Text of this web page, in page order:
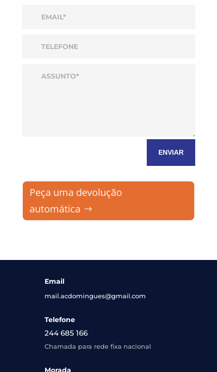
ENVIAR
Peça uma devolução
automática
Email
mail.acdomingues@gmail.com
Telefone
244 685 166
Chamada para rede fixa nacional